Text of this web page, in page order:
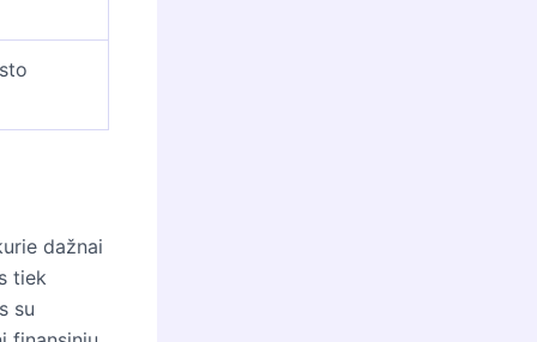
dažnai
tiek
su